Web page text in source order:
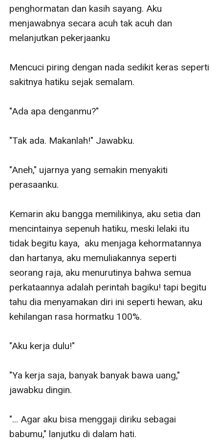
penghormatan dan kasih sayang. Aku
menjawabnya secara acuh tak acuh dan
melanjutkan pekerjaanku
Mencuci piring dengan nada sedikit keras seperti
sakitnya hatiku sejak semalam.
"Ada apa denganmu?"
"Tak ada. Makanlah!" Jawabku.
"Aneh," ujarnya yang semakin menyakiti
perasaanku.
Kemarin aku bangga memilikinya, aku setia dan
mencintainya sepenuh hatiku, meski lelaki itu
tidak begitu kaya,  aku menjaga kehormatannya
dan hartanya, aku memuliakannya seperti
seorang raja, aku menurutinya bahwa semua
perkataannya adalah perintah bagiku! tapi begitu
tahu dia menyamakan diri ini seperti hewan, aku
kehilangan rasa hormatku 100%.
"Aku kerja dulu!"
"Ya kerja saja, banyak banyak bawa uang,"
jawabku dingin.
"... Agar aku bisa menggaji diriku sebagai
babumu," lanjutku di dalam hati.